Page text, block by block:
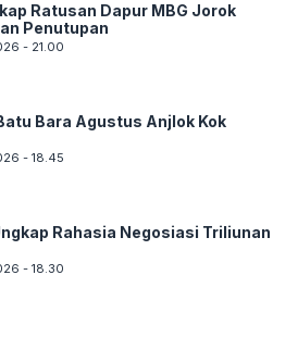
Ratusan Dapur MBG Jorok
Penutupan
- 21.00
Bara Agustus Anjlok Kok
- 18.45
Rahasia Negosiasi Triliunan
- 18.30